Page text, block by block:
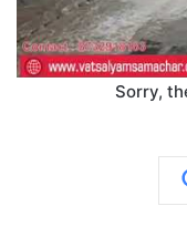
Sorry,